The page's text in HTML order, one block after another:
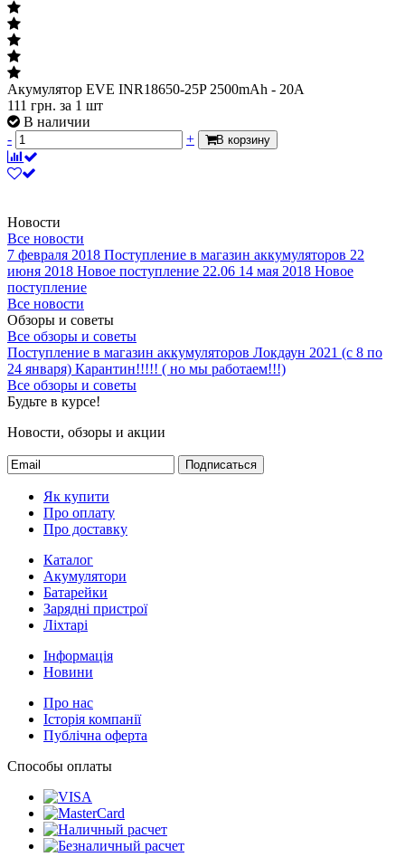
Акумулятор EVE INR18650-25P 2500mAh - 20A
111 грн. за 1 шт
В наличии
-
+ В корзину
Новости
Все новости
7 февраля 2018 Поступление в магазин аккумуляторов 22
июня 2018 Новое поступление 22.06 14 мая 2018 Новое
поступление
Все новости
Обзоры и советы
Все обзоры и советы
Поступление в магазин аккумуляторов Локдаун 2021 (с 8 по
24 января) Карантин!!!!! ( но мы работаем!!!)
Все обзоры и советы
Будьте в курсе!
Новости, обзоры и акции
Подписаться
Як купити
Про оплату
Про доставку
Каталог
Акумулятори
Батарейки
Зарядні пристрої
Ліхтарі
Інформація
Новини
Про нас
Історія компанії
Публічна оферта
Способы оплаты